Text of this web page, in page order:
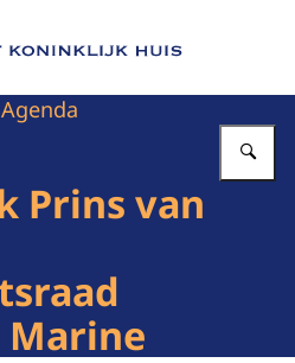
van Het Koninklijk Huis
Agenda
Prins van